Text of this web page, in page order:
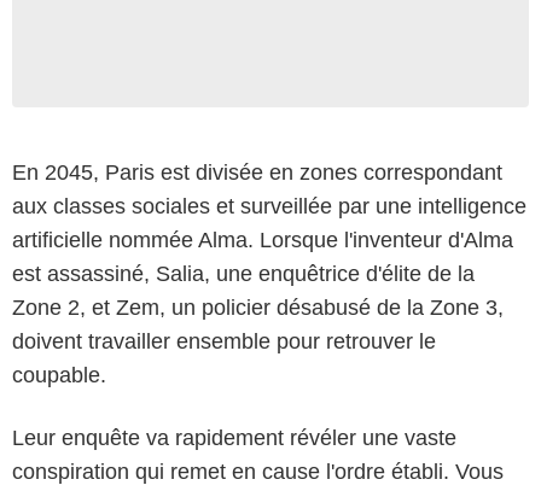
En 2045, Paris est divisée en zones correspondant
aux classes sociales et surveillée par une intelligence
artificielle nommée Alma. Lorsque l'inventeur d'Alma
est assassiné, Salia, une enquêtrice d'élite de la
Zone 2, et Zem, un policier désabusé de la Zone 3,
doivent travailler ensemble pour retrouver le
coupable.
Leur enquête va rapidement révéler une vaste
conspiration qui remet en cause l'ordre établi. Vous